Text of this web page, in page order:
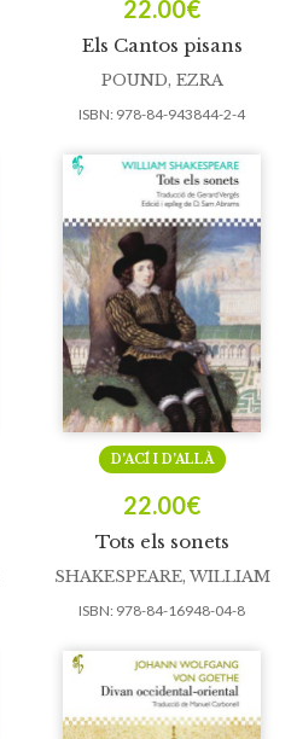
Els Cantos pisans
22.00€
POUND, EZRA
ISBN: 978-84-943844-2-4
Tots els sonets
D’ACÍ I D’ALLÀ
22.00€
SHAKESPEARE, WILLIAM
ISBN: 978-84-16948-04-8